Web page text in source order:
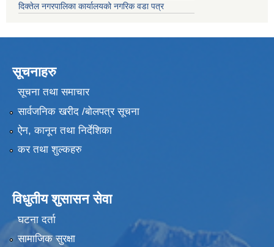
दिक्तेल नगरपालिका कार्यालयको नगरिक वडा पत्र
सूचनाहरु
सूचना तथा समाचार
सार्वजनिक खरीद /बोलपत्र सूचना
ऐन, कानून तथा निर्देशिका
कर तथा शुल्कहरु
विधुतीय शुसासन सेवा
घटना दर्ता
सामाजिक सुरक्षा